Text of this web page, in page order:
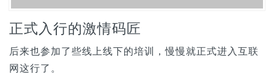
正式入行的激情码匠
后来也参加了些线上线下的培训，慢慢就正式进入互联
网这行了。